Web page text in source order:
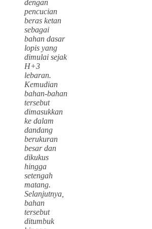
dengan
pencucian
beras ketan
sebagai
bahan dasar
lopis yang
dimulai sejak
H+3
lebaran.
Kemudian
bahan-bahan
tersebut
dimasukkan
ke dalam
dandang
berukuran
besar dan
dikukus
hingga
setengah
matang.
Selanjutnya,
bahan
tersebut
ditumbuk